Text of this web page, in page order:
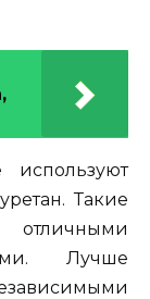
Такие
Лучше